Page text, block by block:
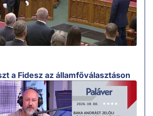
a Fidesz az államfőválasztáson